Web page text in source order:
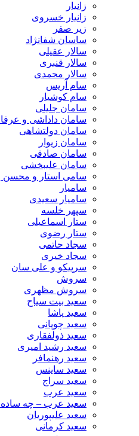
زانیار خسروی
زیر صفر
ساسان شفانژاد
سالار عقیلی
سالار قنبری
سالار محمدی
سام آریس
سام کوشیار
سامان جلیلی
سامان داداشی و عرفان
سامان دولتشاهی
سامان زیوار
سامان صادقی
سامان علیبخشی
سامی استار و محسن راد
سامیار
سامیار سعیدی
سپهر خلسه
ستار اسماعیلی
ستار رضوی
سجاد حاتمی
سجاد خیری
سرپیکو و علی سان
سروش
سروش مظهری
سعید بیت سیاح
سعید پاشا
سعید چوپانی
سعید ذولفقاری
سعید رشید امیری
سعید رهنمافر
سعید ساینس
سعید سراج
سعید عرب
سعید عرب – چه ساده رفتی
سعید علیپوریان
سعید کرمانی